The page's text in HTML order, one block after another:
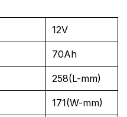
12V
70Ah
258(L-mm)
171(W-mm)